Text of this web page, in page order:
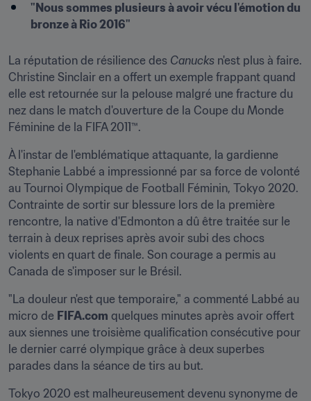
"Nous sommes plusieurs à avoir vécu l'émotion du
bronze à Rio 2016"
La réputation de résilience des Canucks n'est plus à faire.
Christine Sinclair en a offert un exemple frappant quand
elle est retournée sur la pelouse malgré une fracture du
nez dans le match d'ouverture de la Coupe du Monde
Féminine de la FIFA 2011™.
À l'instar de l'emblématique attaquante, la gardienne
Stephanie Labbé a impressionné par sa force de volonté
au Tournoi Olympique de Football Féminin, Tokyo 2020.
Contrainte de sortir sur blessure lors de la première
rencontre, la native d'Edmonton a dû être traitée sur le
terrain à deux reprises après avoir subi des chocs
violents en quart de finale. Son courage a permis au
Canada de s'imposer sur le Brésil.
"La douleur n'est que temporaire," a commenté Labbé au
micro de FIFA.com quelques minutes après avoir offert
aux siennes une troisième qualification consécutive pour
le dernier carré olympique grâce à deux superbes
parades dans la séance de tirs au but.
Tokyo 2020 est malheureusement devenu synonyme de